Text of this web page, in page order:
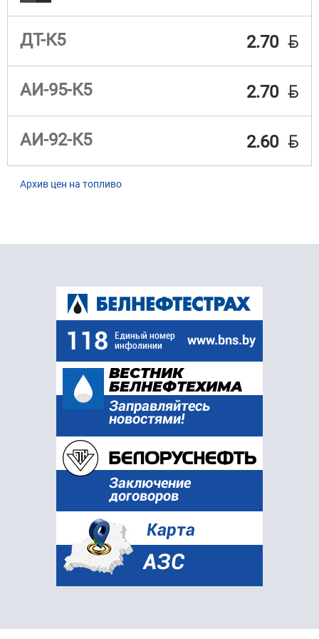
ДТ-К5 2.70 BYN
АИ-95-К5 2.70 BYN
АИ-92-К5 2.60 BYN
Архив цен на топливо